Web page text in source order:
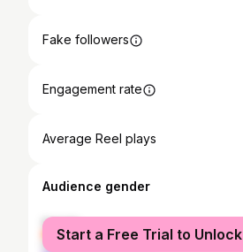
Fake followers
Engagement rate
Average Reel plays
Audience gender
female
male
Start a Free Trial to Unlock